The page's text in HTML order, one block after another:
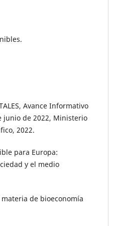
Avance Informativo
junio de 2022, Ministerio
2022.
para Europa:
y el medio
materia de bioeconomía